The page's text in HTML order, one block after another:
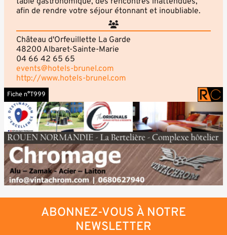
afin de rendre votre séjour étonnant et inoubliable.
Château d'Orfeuillette La Garde
48200 Albaret-Sainte-Marie
04 66 42 65 65
events@hotels-brunel.com
http://www.hotels-brunel.com
Fiche n°T999
ABONNEZ-VOUS À NOTRE
NEWSLETTER